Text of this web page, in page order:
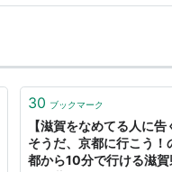
30 ブックマーク
【滋賀をなめてる人に告
そうだ、京都に行こう！
都から10分で行ける滋賀